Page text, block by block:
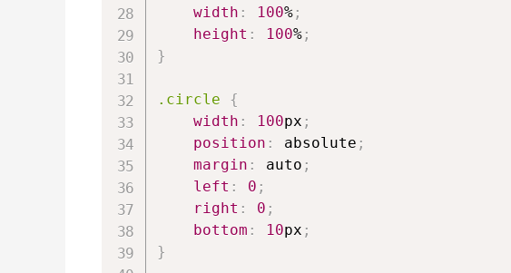
width : 100%;
height : 100%;
}
.circle
{
width : 100px ;
position : absolute ;
margin : auto ;
left : 0 ;
right : 0 ;
bottom : 10px ;
}